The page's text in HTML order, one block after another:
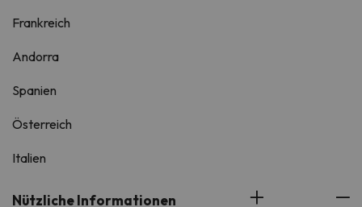
Frankreich
Andorra
Spanien
Österreich
Italien
Nützliche Informationen